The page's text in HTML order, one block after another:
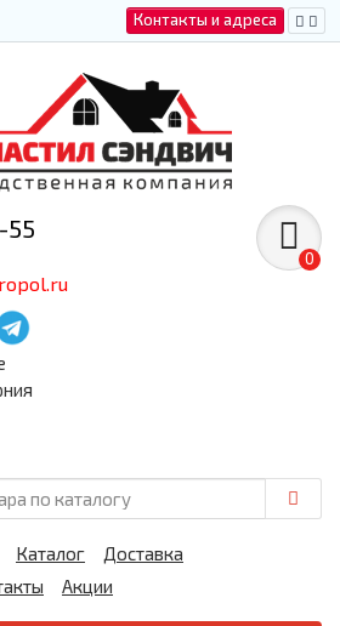
Контакты и адреса
55
0
Каталог
Доставка
Акции